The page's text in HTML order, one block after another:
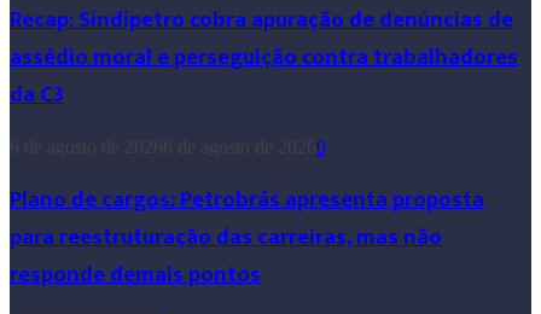
Recap: Sindipetro cobra apuração de denúncias de
assédio moral e perseguição contra trabalhadores
da C3
0
Plano de cargos: Petrobrás apresenta proposta
para reestruturação das carreiras, mas não
responde demais pontos